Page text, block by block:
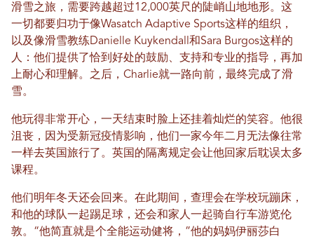
滑雪之旅，需要跨越超过12,000英尺的陡峭山地地形。这
一切都要归功于像Wasatch Adaptive Sports这样的组织，
以及像滑雪教练Danielle Kuykendall和Sara Burgos这样的
人：他们提供了恰到好处的鼓励、支持和专业的指导，再加
上耐心和理解。之后，Charlie就一路向前，最终完成了滑
雪。
他玩得非常开心，一天结束时脸上还挂着灿烂的笑容。他很
沮丧，因为受新冠疫情影响，他们一家今年二月无法像往常
一样去英国旅行了。英国的隔离规定会让他回家后耽误太多
课程。
他们明年冬天还会回来。在此期间，查理会在学校玩蹦床，
和他的球队一起踢足球，还会和家人一起骑自行车游览伦
敦。“他简直就是个全能运动健将，”他的妈妈伊丽莎白